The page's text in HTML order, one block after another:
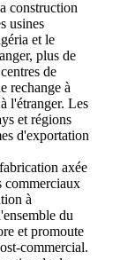
construction
usines
et le
plus de
de
rechange à
l'étranger. Les
et régions
d'exportation
axée
commerciaux
à
du
et promoute
commercial.